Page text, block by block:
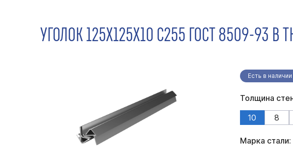
УГОЛОК 125Х125Х10 С255 ГОСТ 8509-93 В
Есть в наличии
Толщина
10
8
Марка стали: